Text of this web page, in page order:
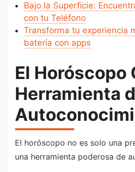
Bajo la Superficie:
con tu Teléfono
Transforma tu experiencia
batería con apps
El Horóscopo
Herramienta
El horóscopo no es solo una
una herramienta poderosa de